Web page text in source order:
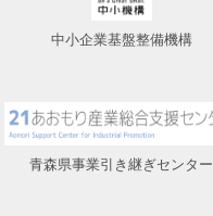
中小企業基盤整備機構
青森県事業引き継ぎセンター